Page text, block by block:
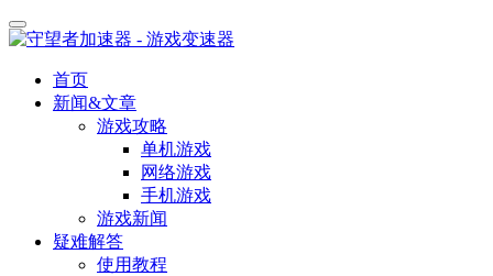
首页
新闻&文章
游戏攻略
单机游戏
网络游戏
手机游戏
游戏新闻
疑难解答
使用教程